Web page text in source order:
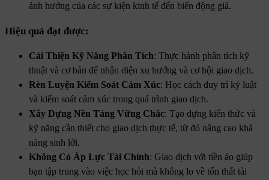
ảnh hưởng của các sự kiện kinh tế đến biến động giá.
Hiệu quả đạt được:
Cải Thiện Kỹ Năng Phân Tích: Thực hành phân tích kỹ
thuật và cơ bản để nhận diện xu hướng và cơ hội giao dịch.
Rèn Luyện Kiểm Soát Cảm Xúc: Học cách duy trì kỷ luật
và kiểm soát cảm xúc trong quá trình giao dịch.
Xây Dựng Nền Tảng Vững Chắc: Tạo dựng kiến thức và
kỹ năng cần thiết cho giao dịch thực tế, từ đó nâng cao khả
năng sinh lời.
Không Có Áp Lực Tài Chính: Giao dịch với tiền ảo giúp
bạn tập trung vào việc học hỏi mà không lo về tổn thất tài